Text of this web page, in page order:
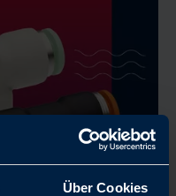
Über Cookies